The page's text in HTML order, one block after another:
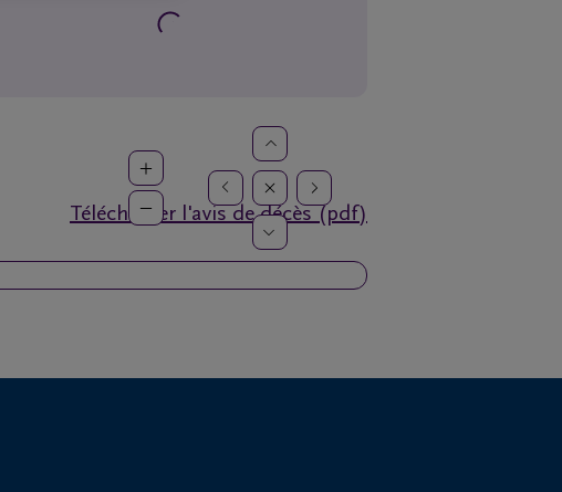
Télécharger l'avis de décès (pdf)